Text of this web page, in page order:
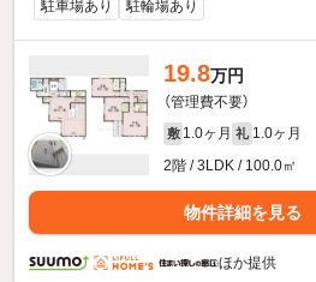
駐車場あり 駐輪場あり
19.8万円
（管理費不要）
敷 1.0ヶ月 礼 1.0ヶ月
2階 / 3LDK / 100.0㎡
物件詳細を見る
ほか提供